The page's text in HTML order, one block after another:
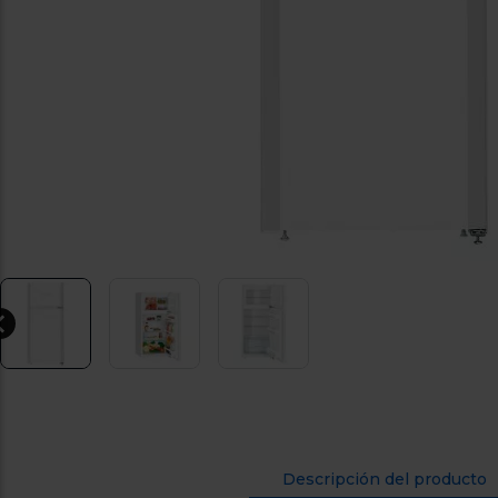
Descripción del producto